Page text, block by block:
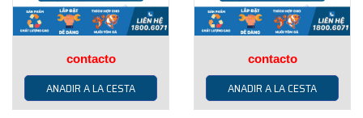
contacto
ANADIR A LA CESTA
contacto
ANADIR A LA CESTA